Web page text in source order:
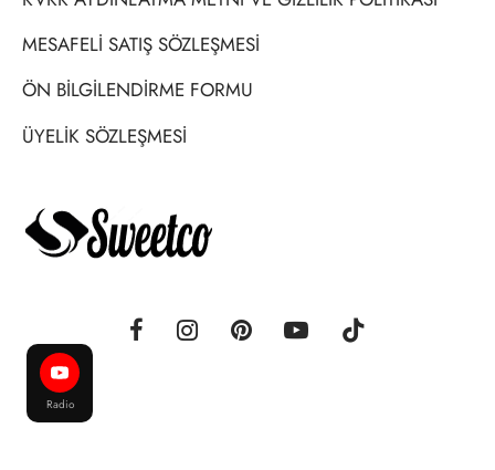
MESAFELİ SATIŞ SÖZLEŞMESİ
ÖN BİLGİLENDİRME FORMU
ÜYELİK SÖZLEŞMESİ
Radio